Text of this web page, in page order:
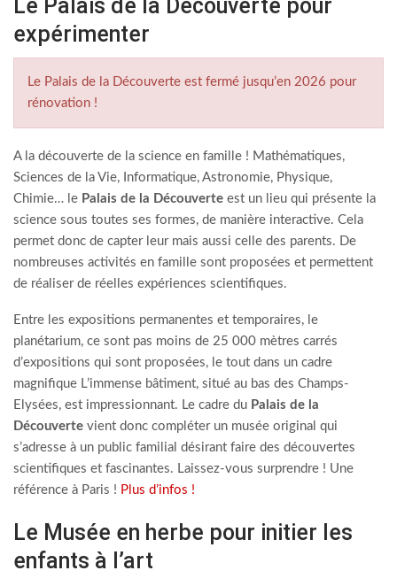
Le Palais de la Découverte pour
expérimenter
Le Palais de la Découverte est fermé jusqu’en 2026 pour
rénovation !
A la découverte de la science en famille ! Mathématiques,
Sciences de la Vie, Informatique, Astronomie, Physique,
Chimie… le Palais de la Découverte est un lieu qui présente la
science sous toutes ses formes, de manière interactive. Cela
permet donc de capter leur mais aussi celle des parents. De
nombreuses activités en famille sont proposées et permettent
de réaliser de réelles expériences scientifiques.
Entre les expositions permanentes et temporaires, le
planétarium, ce sont pas moins de 25 000 mètres carrés
d’expositions qui sont proposées, le tout dans un cadre
magnifique L’immense bâtiment, situé au bas des Champs-
Elysées, est impressionnant. Le cadre du Palais de la
Découverte vient donc compléter un musée original qui
s’adresse à un public familial désirant faire des découvertes
scientifiques et fascinantes. Laissez-vous surprendre ! Une
référence à Paris ! Plus d’infos !
Le Musée en herbe pour initier les
enfants à l’art